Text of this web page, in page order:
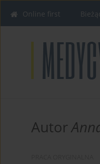
Online first
Autor